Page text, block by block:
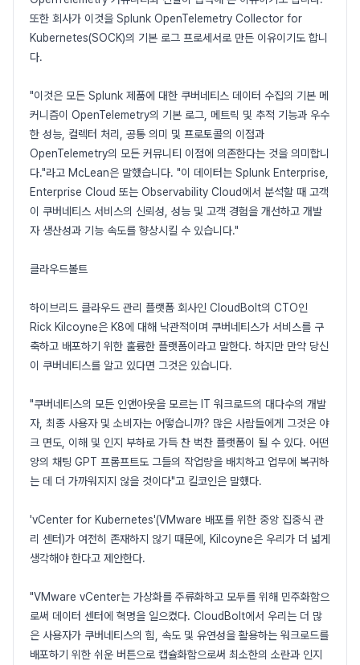
또한 회사가 이것을 Splunk OpenTelemetry Collector for
Kubernetes(SOCK)의 기본 로그 프로세서로 만든 이유이기도 합니
다.
"이것은 모든 Splunk 제품에 대한 쿠버네티스 데이터 수집의 기본 메
커니즘이 OpenTelemetry의 기본 로그, 메트릭 및 추적 기능과 우수
한 성능, 컬렉터 처리, 공통 의미 및 프로토콜의 이점과
OpenTelemetry의 모든 커뮤니티 이점에 의존한다는 것을 의미합니
다."라고 McLean은 말했습니다. "이 데이터는 Splunk Enterprise,
Enterprise Cloud 또는 Observability Cloud에서 분석할 때 고객
이 쿠버네티스 서비스의 신뢰성, 성능 및 고객 경험을 개선하고 개발
자 생산성과 기능 속도를 향상시킬 수 있습니다."
클라우드볼트
하이브리드 클라우드 관리 플랫폼 회사인 CloudBolt의 CTO인
Rick Kilcoyne은 K8에 대해 낙관적이며 쿠버네티스가 서비스를 구
축하고 배포하기 위한 훌륭한 플랫폼이라고 말한다. 하지만 만약 당신
이 쿠버네티스를 알고 있다면 그것은 있습니다.
"쿠버네티스의 모든 인앤아웃을 모르는 IT 워크로드의 대다수의 개발
자, 최종 사용자 및 소비자는 어떻습니까? 많은 사람들에게 그것은 야
크 면도, 이해 및 인지 부하로 가득 찬 벅찬 플랫폼이 될 수 있다. 어떤
양의 채팅 GPT 프롬프트도 그들의 작업량을 배치하고 업무에 복귀하
는 데 더 가까워지지 않을 것이다"고 킬코인은 말했다.
'vCenter for Kubernetes'(VMware 배포를 위한 중앙 집중식 관
리 센터)가 여전히 존재하지 않기 때문에, Kilcoyne은 우리가 더 넓게
생각해야 한다고 제안한다.
"VMware vCenter는 가상화를 주류화하고 모두를 위해 민주화함으
로써 데이터 센터에 혁명을 일으켰다. CloudBolt에서 우리는 더 많
은 사용자가 쿠버네티스의 힘, 속도 및 유연성을 활용하는 워크로드를
배포하기 위한 쉬운 버튼으로 캡슐화함으로써 최소한의 소란과 인지